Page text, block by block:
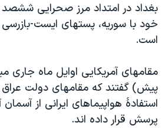
بغداد در امتداد مرز صحرایی
خود با سوریه، پستهای ایست-
است.
مقامهای آمریکایی اوایل ماه
پیش) گفتند که مقامهای دولت
استفادۀ هواپیماهای ایرانی از
پرسش قرار داده اند.